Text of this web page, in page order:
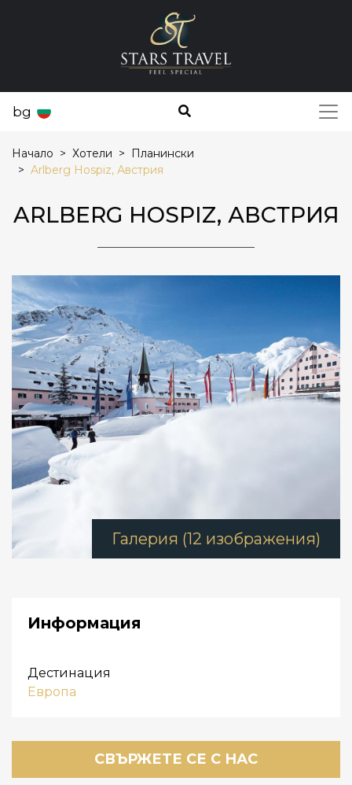
bg
Начало Хотели
Планински
Arlberg Hospiz, Австрия
ARLBERG HOSPIZ, АВСТРИЯ
Галерия (12 изображения)
Информация
Дестинация
Европа
СВЪРЖЕТЕ СЕ С НАС